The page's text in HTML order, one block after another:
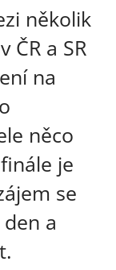
několik
ČR a SR
na
něco
je
se
a